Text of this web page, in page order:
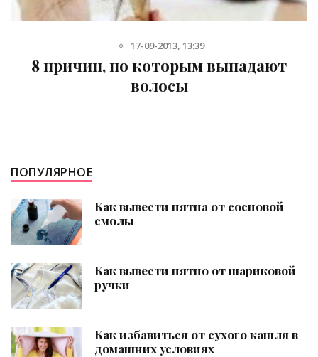
17-09-2013, 13:39
8 причин, по которым выпадают
волосы
ПОПУЛЯРНОЕ
Как вывести пятна от сосновой
смолы
Как вывести пятно от шариковой
ручки
Как избавиться от сухого кашля в
домашних условиях